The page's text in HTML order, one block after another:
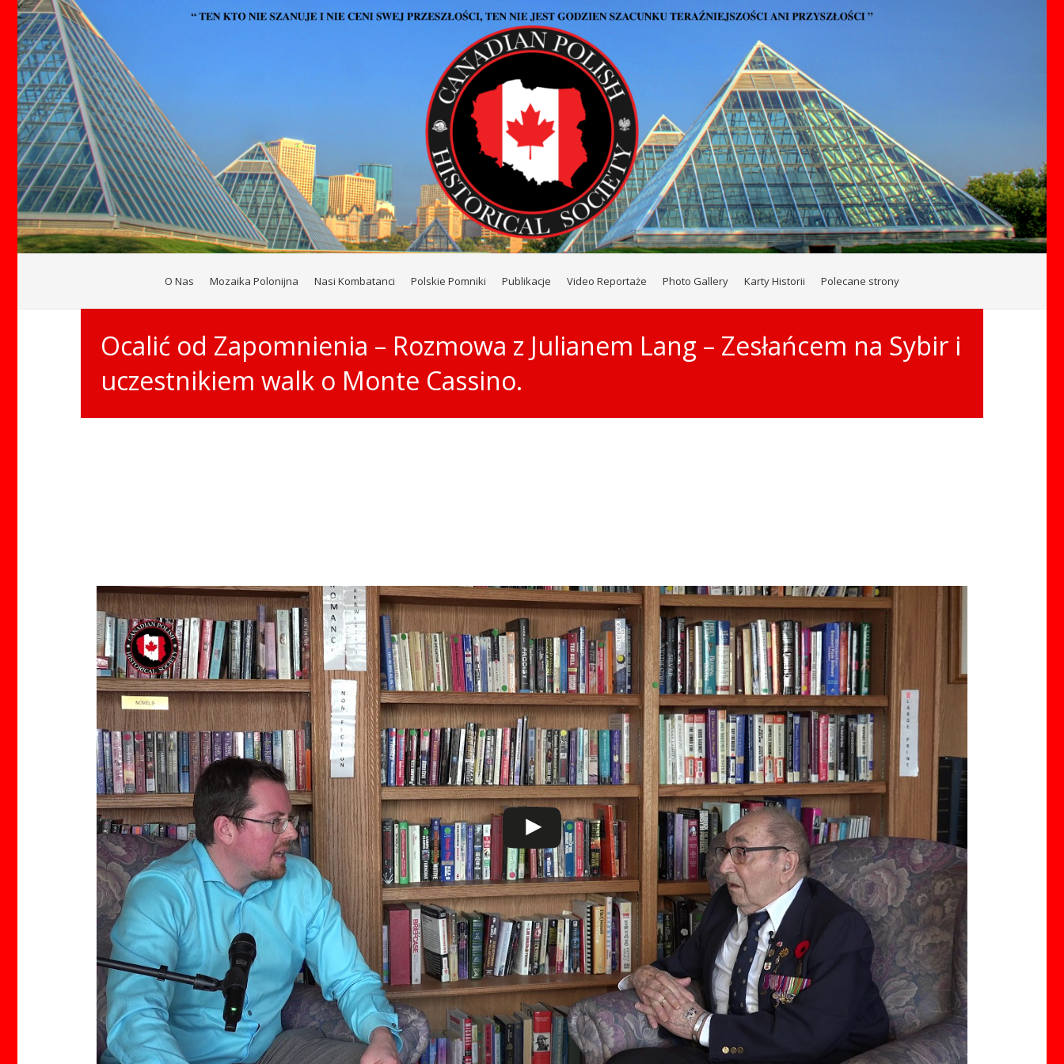
O Nas Mozaika Polonijna Nasi Kombatanci Polskie Pomniki Publikacje Video Reportaże Photo Gallery Karty Historii Polecane strony
Ocalić od Zapomnienia – Rozmowa z Julianem Lang – Zesłańcem na Sybir i
uczestnikiem walk o Monte Cassino.